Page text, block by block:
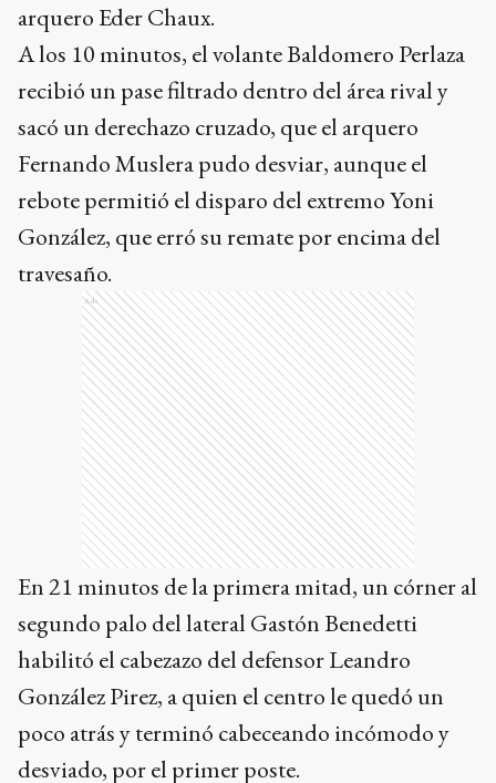
arquero Eder Chaux.
A los 10 minutos, el volante Baldomero Perlaza
recibió un pase filtrado dentro del área rival y
sacó un derechazo cruzado, que el arquero
Fernando Muslera pudo desviar, aunque el
rebote permitió el disparo del extremo Yoni
González, que erró su remate por encima del
travesaño.
Ads
En 21 minutos de la primera mitad, un córner al
segundo palo del lateral Gastón Benedetti
habilitó el cabezazo del defensor Leandro
González Pirez, a quien el centro le quedó un
poco atrás y terminó cabeceando incómodo y
desviado, por el primer poste.